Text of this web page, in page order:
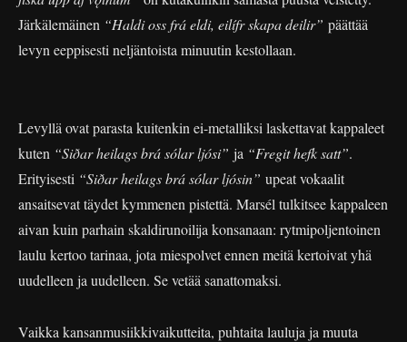
Järkälemäinen “Haldi oss frá eldi, eilífr skapa deilir” päättää
levyn eeppisesti neljäntoista minuutin kestollaan.
Levyllä ovat parasta kuitenkin ei-metalliksi laskettavat kappaleet
kuten “Siðar heilags brá sólar ljósi” ja “Fregit hefk satt”.
Erityisesti “Siðar heilags brá sólar ljósin” upeat vokaalit
ansaitsevat täydet kymmenen pistettä. Marsél tulkitsee kappaleen
aivan kuin parhain skaldirunoilija konsanaan: rytmipoljentoinen
laulu kertoo tarinaa, jota miespolvet ennen meitä kertoivat yhä
uudelleen ja uudelleen. Se vetää sanattomaksi.
Vaikka kansanmusiikkivaikutteita, puhtaita lauluja ja muuta